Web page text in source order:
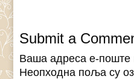
Submit a
Ваша адреса е-поште
Неопходна поља су